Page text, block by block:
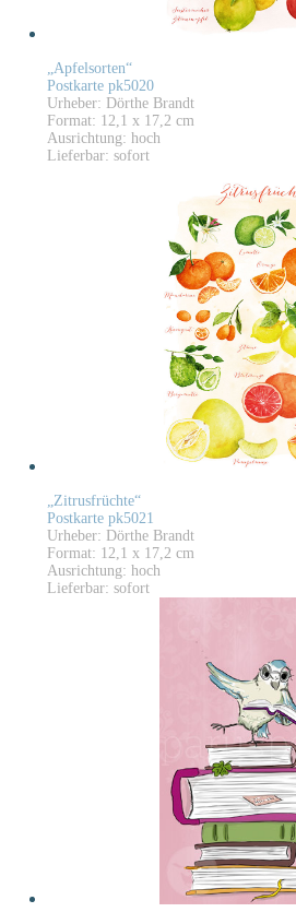
„Apfelsorten“
Postkarte pk5020
Urheber: Dörthe Brandt
Format: 12,1 x 17,2 cm
Ausrichtung: hoch
Lieferbar: sofort
„Zitrusfrüchte“
Postkarte pk5021
Urheber: Dörthe Brandt
Format: 12,1 x 17,2 cm
Ausrichtung: hoch
Lieferbar: sofort